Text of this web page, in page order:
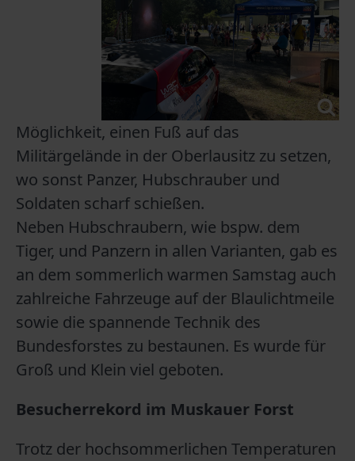
Möglichkeit, einen Fuß auf das
Militärgelände in der Oberlausitz zu setzen,
wo sonst Panzer, Hubschrauber und
Soldaten scharf schießen.
Neben Hubschraubern, wie bspw. dem
Tiger, und Panzern in allen Varianten, gab es
an dem sommerlich warmen Samstag auch
zahlreiche Fahrzeuge auf der Blaulichtmeile
sowie die spannende Technik des
Bundesforstes zu bestaunen. Es wurde für
Groß und Klein viel geboten.
Besucherrekord im Muskauer Forst
Trotz der hochsommerlichen Temperaturen